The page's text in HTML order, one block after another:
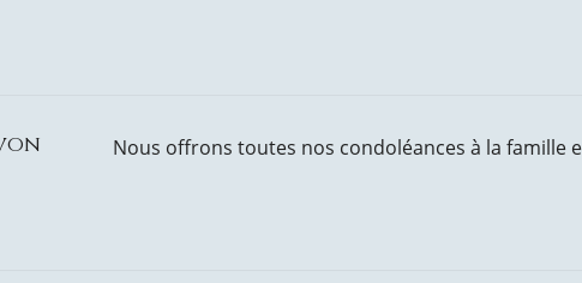
Nous offrons toutes nos condoléances à la famille